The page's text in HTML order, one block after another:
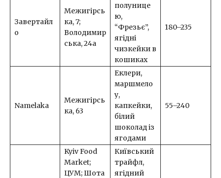
Завертайл
о
Межигірсь
ка, 7;
Володимир
ська, 24а
полунице
ю,
“Фрезьє”,
ягідні
чизкейки в
кошиках
180–235
Namelaka
Межигірсь
ка, 63
Еклери,
маршмело
у,
капкейки,
білий
шоколад із
ягодами
55–240
Kyiv Food
Market;
ЦУМ; Шота
Київський
трайфл,
ягідний